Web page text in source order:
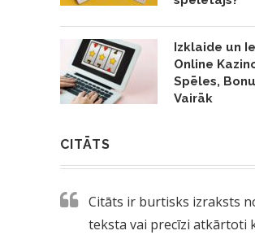
Izklaide un
Online
Spēles,
Vairāk
CITĀTS
Citāts ir burtisks izraksts
teksta vai precīzi atkārtoti